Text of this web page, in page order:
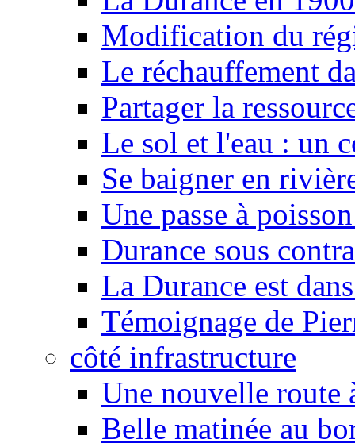
Modification du
Le réchauffement
Partager la
Le sol et l'eau : un
Se baigner en
Une passe à
Durance sous
La Durance est
Témoignage de
côté infrastructure
Une nouvelle route
Belle matinée au